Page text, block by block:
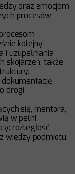
oraz emocjom
procesów
kolejny
uzupełniania
skojarzeń, także
dokumentację
drogi
się, mentora,
w pełni
rozległość
wiedzy podmiotu.